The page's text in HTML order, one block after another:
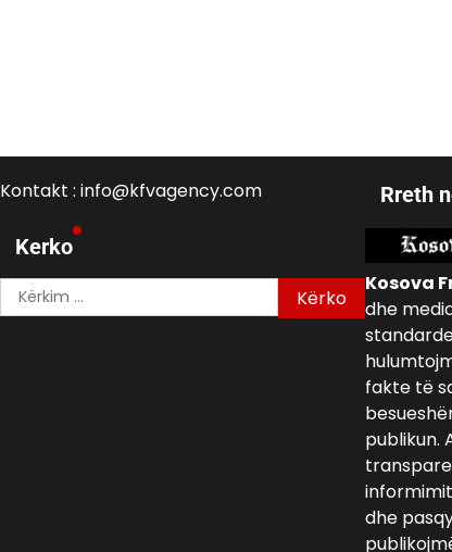
Kontakt : info@kfvagency.com
Kerko
Kërko
për:
Rreth
Kosova
dhe
fakte të
publikun.
dhe